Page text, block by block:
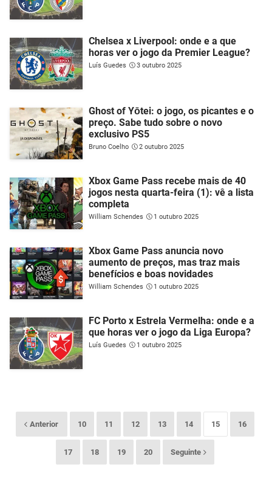
Chelsea x Liverpool: onde e a que
horas ver o jogo da Premier League?
Luís Guedes 3 outubro 2025
Ghost of Yōtei: o jogo, os picantes e o
preço. Sabe tudo sobre o novo
exclusivo PS5
Bruno Coelho 2 outubro 2025
Xbox Game Pass recebe mais de 40
jogos nesta quarta-feira (1): vê a lista
completa
William Schendes 1 outubro 2025
Xbox Game Pass anuncia novo
aumento de preços, mas traz mais
benefícios e boas novidades
William Schendes 1 outubro 2025
FC Porto x Estrela Vermelha: onde e a
que horas ver o jogo da Liga Europa?
Luís Guedes 1 outubro 2025
Anterior 10 11 12 13 14 15 16
17 18 19 20 Seguinte